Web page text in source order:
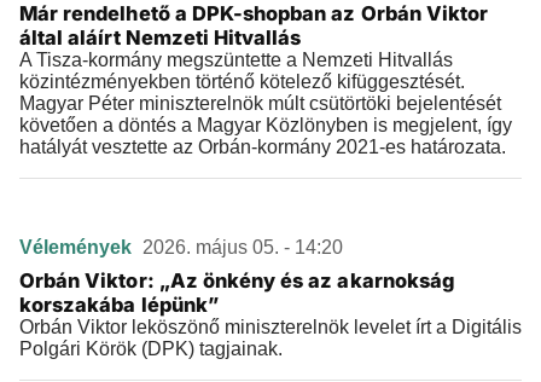
Már rendelhető a DPK-shopban az Orbán Viktor
által aláírt Nemzeti Hitvallás
A Tisza-kormány megszüntette a Nemzeti Hitvallás
közintézményekben történő kötelező kifüggesztését.
Magyar Péter miniszterelnök múlt csütörtöki bejelentését
követően a döntés a Magyar Közlönyben is megjelent, így
hatályát vesztette az Orbán-kormány 2021-es határozata.
Vélemények 2026. május 05. - 14:20
Orbán Viktor: „Az önkény és az akarnokság
korszakába lépünk”
Orbán Viktor leköszönő miniszterelnök levelet írt a Digitális
Polgári Körök (DPK) tagjainak.